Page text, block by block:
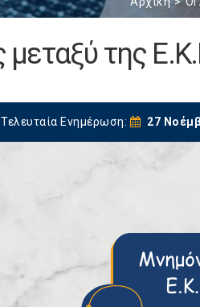
μεταξύ της
Τελευταία Ενημέρωση: 27